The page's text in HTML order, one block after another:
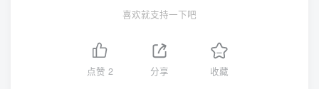
喜欢就支持一下吧
点赞 2 分享 收藏